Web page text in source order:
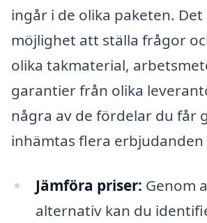
ingår i de olika paketen. Det
möjlighet att ställa frågor
olika takmaterial,
garantier från olika
några av de fördelar du får
inhämtas flera
Jämföra priser: Genom
alternativ kan du